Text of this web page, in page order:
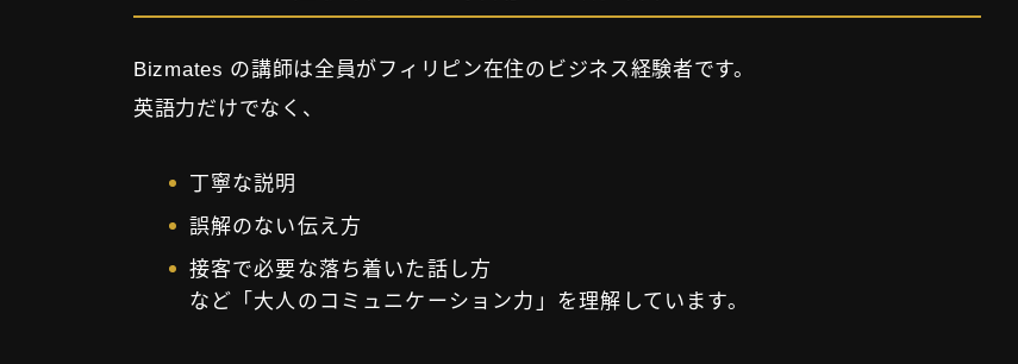
Bizmates の講師は全員がフィリピン在住のビジネス経験者です。
英語力だけでなく、
丁寧な説明
誤解のない伝え方
接客で必要な落ち着いた話し方
など「大人のコミュニケーション力」を理解しています。